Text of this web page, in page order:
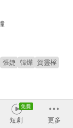
張婕 韓燁 賀靈榣
短劇 更多